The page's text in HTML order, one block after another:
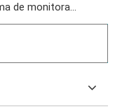
Sistema de monitoramento multifuncional TGU200-C 2 em 1